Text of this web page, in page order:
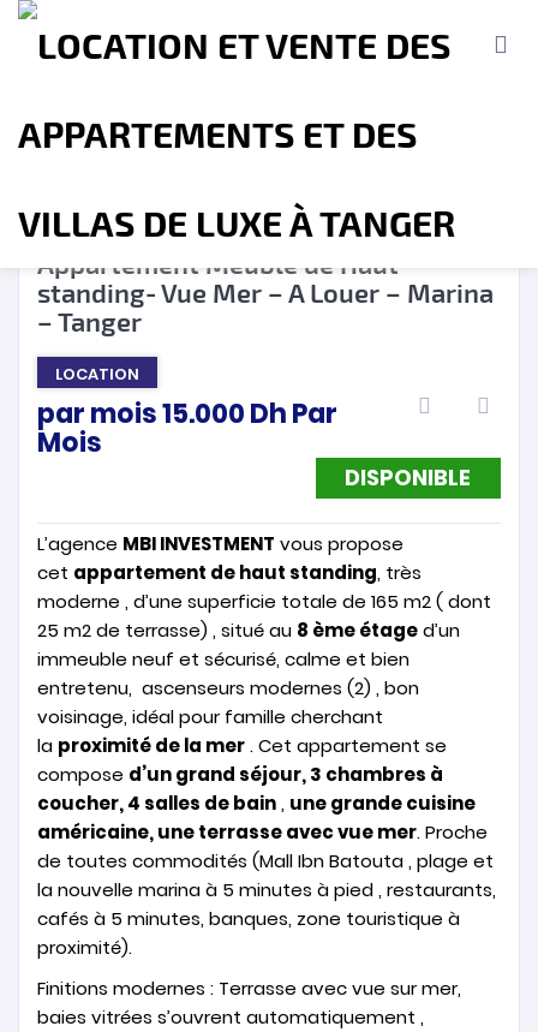
Accueil A propos
Location de Vacances Contact
❮ ❯
Appartement Meublé de Haut
standing- Vue Mer – A Louer – Marina
– Tanger
LOCATION
par mois15.000DhPar
Mois
DISPONIBLE
L’agence MBI INVESTMENT vous propose
cet appartement de haut standing, très
moderne , d’une superficie totale de 165 m2 ( dont
25 m2 de terrasse) , situé au 8 ème étaged’un
immeuble neuf et sécurisé, calme et bien
entretenu, ascenseurs modernes (2) , bon
voisinage, idéal pour famille cherchant
la proximité de la mer. Cet appartement se
compose d’un grand séjour, 3 chambres à
coucher, 4 salles de bain, une grande cuisine
américaine, une terrasse avec vue mer. Proche
de toutes commodités (Mall Ibn Batouta , plage et
la nouvelle marina à 5 minutes à pied , restaurants,
cafés à 5 minutes, banques, zone touristique à
proximité).
Finitions modernes : Terrasse avec vue sur mer,
baies vitrées s’ouvrent automatiquement ,